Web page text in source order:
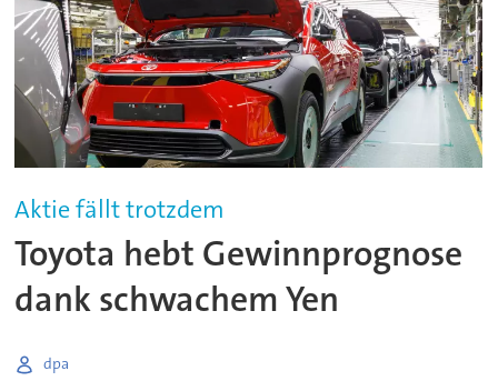
Aktie fällt trotzdem
Toyota hebt Gewinnprognose
dank schwachem Yen
dpa